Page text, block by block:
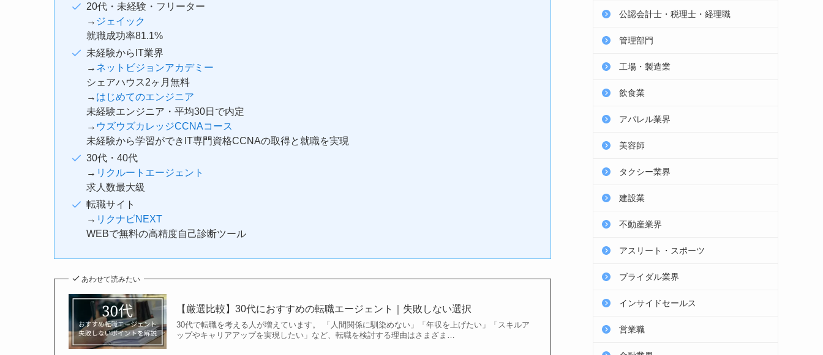
20代・未経験・フリーター
→ ジェイック
就職成功率81.1%
未経験からIT業界
→ ネットビジョンアカデミー
シェアハウス2ヶ月無料
→ はじめてのエンジニア
未経験エンジニア・平均30日で内定
→ ウズウズカレッジCCNAコース
未経験から学習ができIT専門資格CCNAの取得と就職を実現
30代・40代
→ リクルートエージェント
求人数最大級
転職サイト
→ リクナビNEXT
WEBで無料の高精度自己診断ツール
あわせて読みたい
【厳選比較】30代におすすめの転職エージェント｜失敗しない選択
30代で転職を考える人が増えています。 「人間関係に馴染めない」「年収を上げたい」「スキルア
ップやキャリアアップを実現したい」など、転職を検討する理由はさまざま…
公認会計士・税理士・経理職
管理部門
工場・製造業
飲食業
アパレル業界
美容師
タクシー業界
建設業
不動産業界
アスリート・スポーツ
ブライダル業界
インサイドセールス
営業職